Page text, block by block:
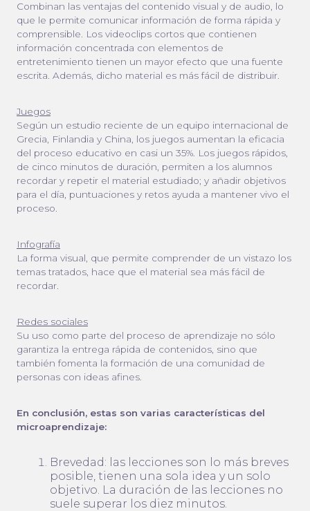
Combinan las ventajas del contenido visual y de audio, lo
que le permite comunicar información de forma rápida y
comprensible. Los videoclips cortos que contienen
información concentrada con elementos de
entretenimiento tienen un mayor efecto que una fuente
escrita. Además, dicho material es más fácil de distribuir.
Juegos
Según un estudio reciente de un equipo internacional de
Grecia, Finlandia y China, los juegos aumentan la eficacia
del proceso educativo en casi un 35%. Los juegos rápidos,
de cinco minutos de duración, permiten a los alumnos
recordar y repetir el material estudiado; y añadir objetivos
para el día, puntuaciones y retos ayuda a mantener vivo el
proceso.
Infografía
La forma visual, que permite comprender de un vistazo los
temas tratados, hace que el material sea más fácil de
recordar.
Redes sociales
Su uso como parte del proceso de aprendizaje no sólo
garantiza la entrega rápida de contenidos, sino que
también fomenta la formación de una comunidad de
personas con ideas afines.
En conclusión, estas son varias características del
microaprendizaje:
Brevedad: las lecciones son lo más breves
posible, tienen una sola idea y un solo
objetivo. La duración de las lecciones no
suele superar los diez minutos.